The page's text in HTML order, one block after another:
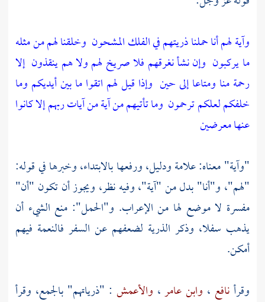
وآية لهم أنا حملنا ذريتهم في الفلك المشحون وخلقنا لهم من مثله
ما يركبون وإن نشأ نغرقهم فلا صريخ لهم ولا هم ينقذون إلا
رحمة منا ومتاعا إلى حين وإذا قيل لهم اتقوا ما بين أيديكم وما
خلفكم لعلكم ترحمون وما تأتيهم من آية من آيات ربهم إلا كانوا
عنها معرضين
"وآية" معناه: علامة ودليل، ورفعها بالابتداء، وخبرها في قوله:
"لهم"، و"أنا" بدل من "آية"، وفيه نظر، ويجوز أن تكون "أن"
مفسرة لا موضع لها من الإعراب. و"الحمل": منع الشيء أن
يذهب سفلا، وذكر الذرية لضعفهم عن السفر فالنعمة فيهم
أمكن.
وقرأنافع ، وابن عامر، والأعمش : "ذرياتهم" بالجمع، وقرأ